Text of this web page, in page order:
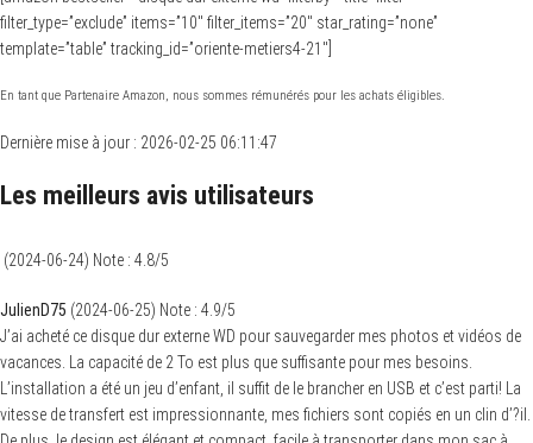
filter_type=”exclude” items=”10″ filter_items=”20″ star_rating=”none”
template=”table” tracking_id=”oriente-metiers4-21″]
En tant que Partenaire Amazon, nous sommes rémunérés pour les achats éligibles.
Dernière mise à jour : 2026-02-25 06:11:47
Les meilleurs avis utilisateurs
(2024-06-24) Note : 4.8/5
JulienD75 (2024-06-25) Note : 4.9/5
J’ai acheté ce disque dur externe WD pour sauvegarder mes photos et vidéos de
vacances. La capacité de 2 To est plus que suffisante pour mes besoins.
L’installation a été un jeu d’enfant, il suffit de le brancher en USB et c’est parti! La
vitesse de transfert est impressionnante, mes fichiers sont copiés en un clin d’?il.